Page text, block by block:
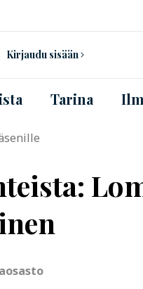
Kirjaudu sisään
Tarina